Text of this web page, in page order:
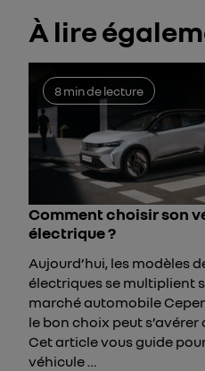
À lire
8 min de lecture
Comment choisir son
électrique ?
Aujourd’hui, les modèles
électriques se multiplient
marché automobile
le bon choix peut
Cet article vous guide
véhicule …